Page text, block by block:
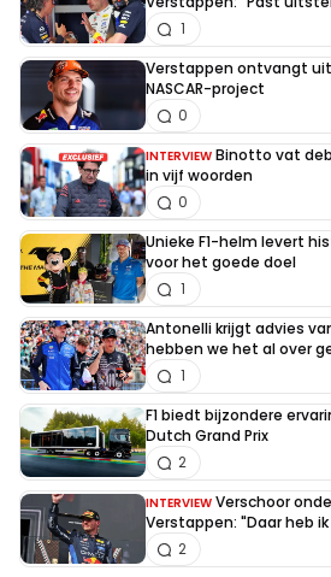
1
Verstappen ontvangt
NASCAR-project
0
INTERVIEW Binotto vat
in vijf woorden
0
Unieke F1-helm levert
voor het goede doel
1
Antonelli krijgt advies
hebben we het al over
1
F1 biedt bijzondere
Dutch Grand Prix
2
INTERVIEW Verschoor
Verstappen: "Daar heb
2